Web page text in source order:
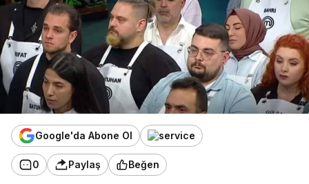
Google'da Abone Ol
0 Paylaş Beğen